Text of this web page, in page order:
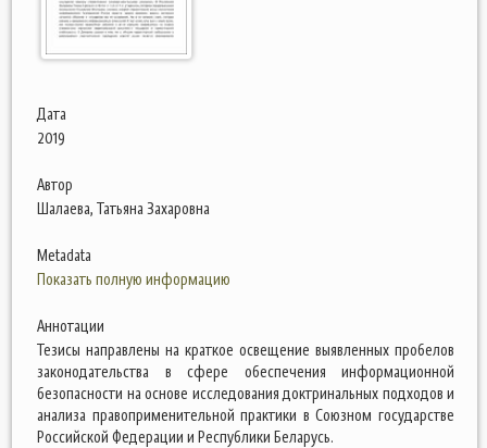
Дата
2019
Автор
Шалаева, Татьяна Захаровна
Metadata
Показать полную информацию
Аннотации
Тезисы направлены на краткое освещение выявленных пробелов
законодательства в сфере обеспечения информационной
безопасности на основе исследования доктринальных подходов и
анализа правоприменительной практики в Союзном государстве
Российской Федерации и Республики Беларусь.